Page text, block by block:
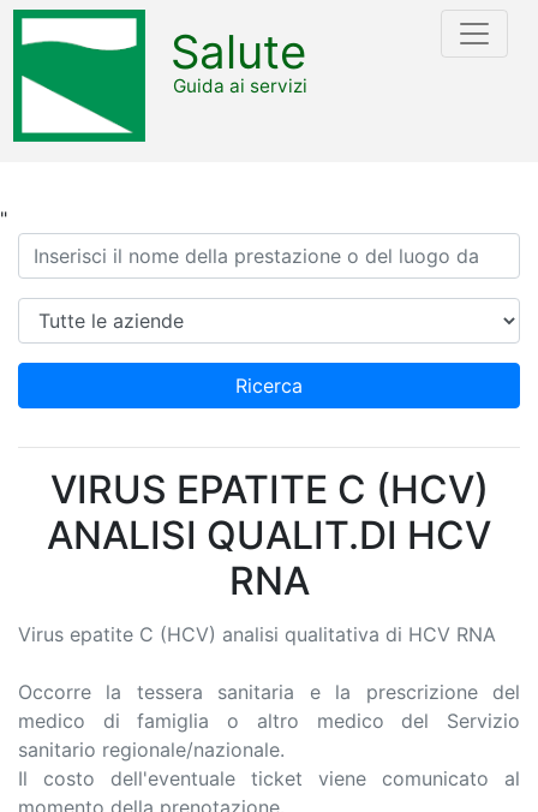
"
Salute
Guida ai servizi
Ricerca
Azienda
Ricerca
VIRUS EPATITE C (HCV)
ANALISI QUALIT.DI HCV
RNA
Virus epatite C (HCV) analisi qualitativa di HCV RNA
Occorre la tessera sanitaria e la prescrizione del
medico di famiglia o altro medico del Servizio
sanitario regionale/nazionale.
Il costo dell'eventuale ticket viene comunicato al
momento della prenotazione.